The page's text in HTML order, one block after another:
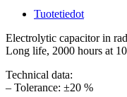
Tuotetiedot
Electrolytic capacitor in
Long life, 2000 hours at
Technical data:
– Tolerance: ±20 %